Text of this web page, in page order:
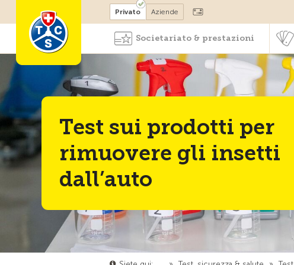
Diventare socio
Privato Aziende
Societariato & prestazioni
Test sui prodotti per
rimuovere gli insetti
dall’auto